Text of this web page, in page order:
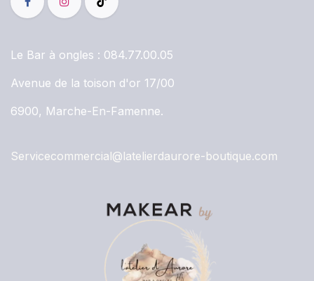
Le Bar à ongles : 084.77.00.05
Avenue de la toison d'or 17/00
6900, Marche-En-Famenne.
Servicecommercial@latelierdaurore-boutique.com